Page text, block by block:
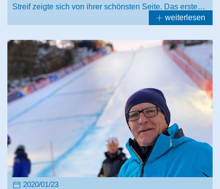
Streif zeigte sich von ihrer schönsten Seite. Das erste…
weiterlesen
2020/01/23